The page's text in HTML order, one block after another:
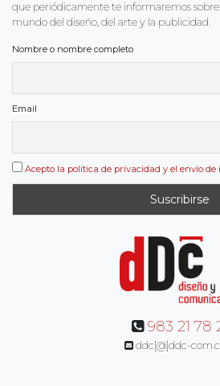
que periódicamente te informaremos sobre
mundo del diseño, del arte y la publicidad.
Nombre o nombre completo
Email
Acepto la política de privacidad y el envío
983 21 78
ddc[@]ddc-